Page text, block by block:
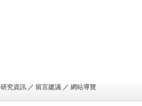
研究資訊 ／ 留言建議 ／ 網站導覽